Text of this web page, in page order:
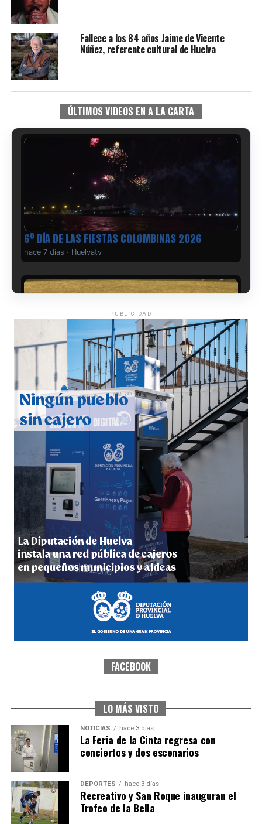
Fallece a los 84 años Jaime de Vicente
Núñez, referente cultural de Huelva
ÚLTIMOS VIDEOS EN A LA CARTA
6º DÍA DE LAS FIESTAS COLOMBINAS 2026
hace 7 días · Huelvatv
QUINTA CORRIDA DE LAS FIESTAS COLOMBINAS
2026
hace 1 semana ·Huelvatv
5º DÍA DE LAS FIESTAS COLOMBINAS 2026
hace 1 semana·Huelvatv
CUARTA CORRIDA DE LAS FIESTAS COLOMBINAS
Huelvatv
PUBLICIDAD
FACEBOOK
LO MÁS VISTO
NOTICIAS hace 3 días
La Feria de la Cinta regresa con
conciertos y dos escenarios
DEPORTES hace 3 días
Recreativo y San Roque inauguran el
Trofeo de la Bella